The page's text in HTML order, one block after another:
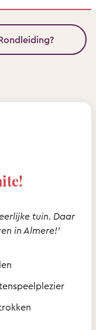
tuin. Daar
in Almere!’